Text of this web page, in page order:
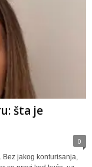
šta je
0
jakog konturisanja,